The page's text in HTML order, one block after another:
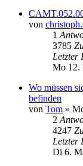
von
1
3785
Letzter
Mo 12.
Wo müssen
befinden
von Tom »
2
4247
Letzter
Di 6.